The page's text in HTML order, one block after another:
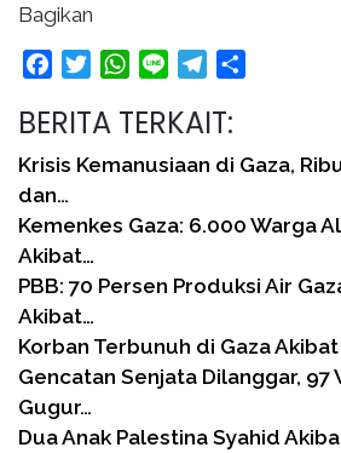
Bagikan
FacebookTwitterWhatsApp
Line Telegram
BERITA TERKAIT:
Krisis Kemanusiaan di Gaza,
dan…
Kemenkes Gaza: 6.000 Warga
Akibat…
PBB: 70 Persen Produksi Air
Akibat…
Korban Terbunuh di Gaza
Gencatan Senjata Dilanggar, 97
Gugur…
Dua Anak Palestina Syahid